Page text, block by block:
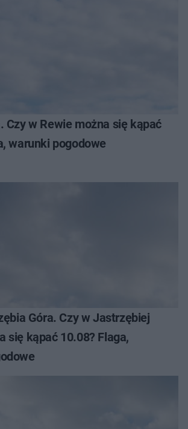
Czy w Rewie można się kąpać
warunki pogodowe
Góra. Czy w Jastrzębiej
się kąpać 10.08? Flaga,